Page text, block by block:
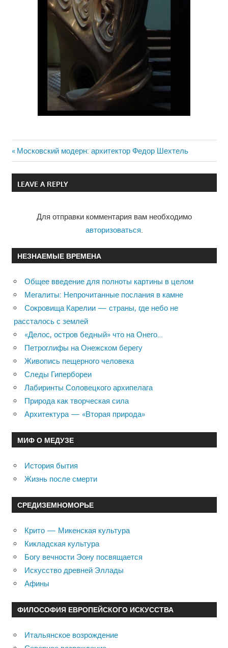
Навигация
по
Previous
Post:
Московский модерн: архитектор Федор Шехтель
LEAVE A REPLY
Для отправки комментария вам необходимо
авторизоваться
НЕЗНАЕМЫЕ ВРЕМЕНА
Общее введение для полноты картины в целом
Мегалиты: Непрочитанные послания в камне
Сокровища Карелии — страны, где небо не
рассталось с землей
«Делос, остров бедный» что на Онего…
Петроглифы на Онежском берегу
Живопись пещерного человека
Следы Гипербореи
Лабиринты Соловецкого архипелага
Природа как творческая сила
Архитектура — «Вторая природа»
МИФ О МЕДУЗЕ
История бытия
Жизнь после смерти
СРЕДИЗЕМНОМОРЬЕ
Крито — Микенская культура
Кикладская культура
Богу вечности Эону посвящается
Искусство древней Эллады
Афины
ФИЛОСОФИЯ ЕВРОПЕЙСКОГО ИСКУССТВА
Итальянское возрождение